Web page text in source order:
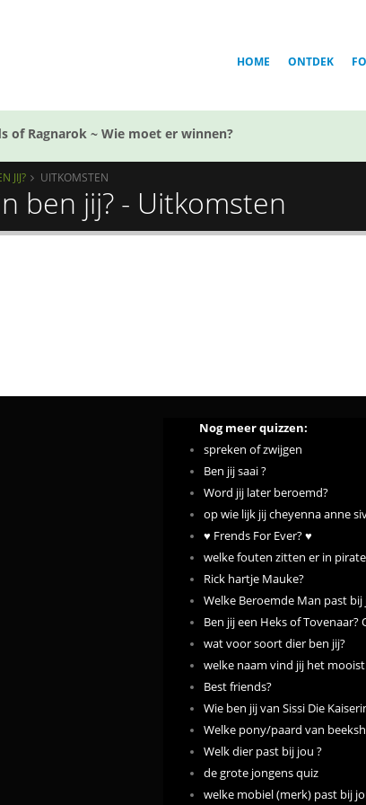
HOME ONTDEK
of Ragnarok ~ Wie moet er winnen?
JIJ? UITKOMSTEN
ben jij? - Uitkomsten
Nog meer quizzen:
spreken of zwijgen
Ben jij saai ?
Word jij later beroemd?
op wie lijk jij cheyenna anne
♥ Frends For Ever? ♥
welke fouten zitten er in
Rick hartje Mauke?
Welke Beroemde Man past bij
Ben jij een Heks of Tovenaar?
wat voor soort dier ben jij?
welke naam vind jij het mooist
Best friends?
Wie ben jij van Sissi Die
Welke pony/paard van
Welk dier past bij jou ?
de grote jongens quiz
welke mobiel (merk) past bij